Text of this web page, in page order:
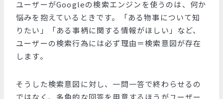
ユーザーがGoogleの検索エンジンを使うのは、何か
悩みを抱えているときです。「ある物事について知
りたい」「ある事柄に関する情報がほしい」など、
ユーザーの検索行為には必ず理由＝検索意図が存在
します。
そうした検索意図に対し、一問一答で終わらせるの
ではなく、多角的な回答を用意するほうがユーザー